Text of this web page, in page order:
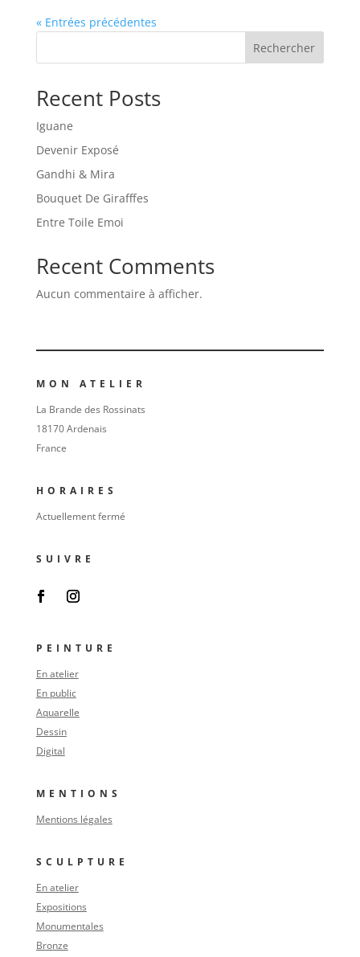
« Entrées précédentes
Rechercher
Recent Posts
Iguane
Devenir Exposé
Gandhi & Mira
Bouquet De Girafffes
Entre Toile Emoi
Recent Comments
Aucun commentaire à afficher.
MON ATELIER
La Brande des Rossinats
18170 Ardenais
France
HORAIRES
Actuellement fermé
SUIVRE
PEINTURE
En atelier
En public
Aquarelle
Dessin
Digital
MENTIONS
Mentions légales
SCULPTURE
En atelier
Expositions
Monumentales
Bronze